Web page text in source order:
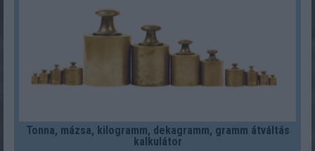
Tonna, mázsa, kilogramm, dekagramm, gramm átváltás
kalkulátor